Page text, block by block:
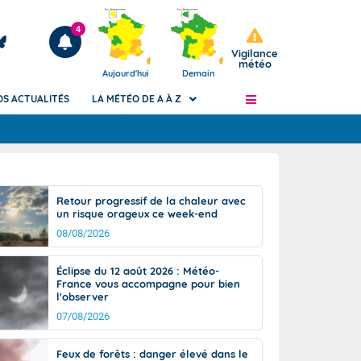
Articles
4
Aujourd'hui Demain
Vigilance
météo
de
Phénomènes dangereux de J+2 à J+7
Avertissement pluies intenses à l'échelle
des communes (Apic)
Bulletins Marine
Bulletins d'estimation du risque
d'avalanche
Météo des forêts
Vigicrues
ACTUALITÉS LA MÉTÉO DE A À Z
Retour progressif de la chaleur avec
un risque orageux ce week-end
08/08/2026
Éclipse du 12 août 2026 : Météo-
France vous accompagne pour bien
l'observer
07/08/2026
Feux de forêts : danger élevé dans le